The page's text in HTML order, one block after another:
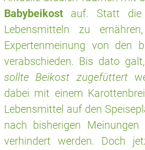
Babybeikostauf. Statt die
Lebensmitteln zu
Expertenmeinung von den
verabschieden. Bis dato
sollte Beikost zugefüttert
dabei mit einem
Lebensmittel auf den
nach bisherigen Meinungen
verhindert werden. Doch